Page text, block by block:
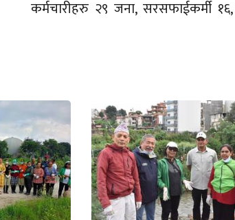
कर्मचारीहरु २९ जना, सरसफाईकर्मी